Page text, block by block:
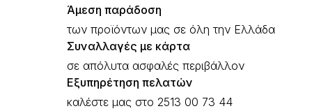
Άμεση παράδοση
των προϊόντων μας σε όλη την Ελλάδα
Συναλλαγές με κάρτα
σε απόλυτα ασφαλές περιβάλλον
Εξυπηρέτηση πελατών
καλέστε μας στο2513 00 73 44